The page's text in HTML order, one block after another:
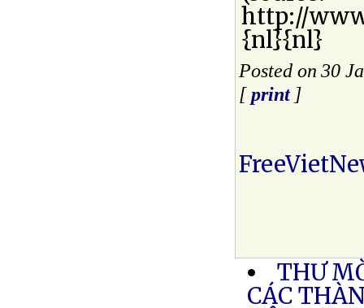
http://
{nl}{nl}
Posted on 30
[print]
THƯ
CÁC